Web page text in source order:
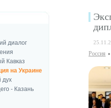
диалог
Кавказ
на Украине
дух
- Казань
Россия